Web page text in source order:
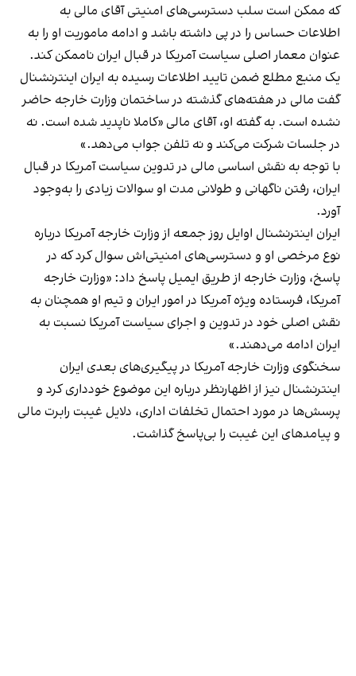
که ممکن است سلب دسترسی‌های امنیتی آقای مالی به
اطلاعات حساس را در پی داشته باشد و ادامه ماموریت او را به
عنوان معمار اصلی سیاست آمریکا در قبال ایران ناممکن کند.
یک منبع مطلع ضمن تایید اطلاعات رسیده به ایران اینترنشنال
گفت مالی در هفته‌های گذشته در ساختمان وزارت خارجه حاضر
نشده است. به گفته او، آقای مالی «کاملا ناپدید شده است. نه
در جلسات شرکت می‌کند و نه تلفن جواب می‌دهد.»
با توجه به نقش اساسی مالی در تدوین سیاست آمریکا در قبال
ایران، رفتن ناگهانی و طولانی مدت او سوالات زیادی را به‌وجود
آورد.
ایران اینترنشنال اوایل روز جمعه از وزارت خارجه آمریکا درباره
نوع مرخصی او و دسترسی‌های امنیتی‌اش سوال کرد که در
پاسخ، وزارت خارجه از طریق ایمیل پاسخ داد: «وزارت خارجه
آمریکا، فرستاده ویژه آمریکا در امور ایران و تیم او همچنان به
نقش اصلی خود در تدوین و اجرای سیاست آمریکا نسبت به
ایران ادامه می‌دهند.»
سخنگوی وزارت خارجه آمریکا در پیگیری‌های بعدی ایران
اینترنشنال نیز از اظهارنظر درباره این موضوع خودداری کرد و
پرسش‌ها در مورد احتمال تخلفات‌ اداری، دلایل غیبت رابرت مالی
و پیامدهای این غیبت را بی‌پاسخ گذاشت.